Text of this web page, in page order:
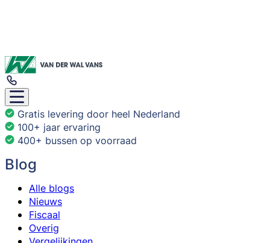
Gratis levering door heel Nederland
100+ jaar ervaring
400+ bussen op voorraad
Blog
Alle blogs
Nieuws
Fiscaal
Overig